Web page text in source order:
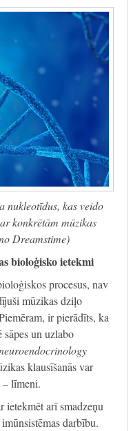
nukleotīdus, kas veido
konkrētām mūzikas
Dreamstime)
bioloģisko ietekmi
procesus, nav
mūzikas dziļo
ir pierādīts, ka
sāpes un uzlabo
klausīšanās var
– līmeni.
arī smadzeņu
darbību.